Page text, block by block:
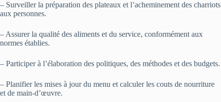
– Surveiller la préparation des plateaux et l’acheminement des charriots
aux personnes.
– Assurer la qualité des aliments et du service, conformément aux
normes établies.
– Participer à l’élaboration des politiques, des méthodes et des budgets.
– Planifier les mises à jour du menu et calculer les couts de nourriture
et de main-d’œuvre.